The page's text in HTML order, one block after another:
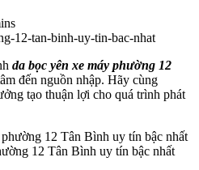
da bọc yên xe máy phường 12
đến nguồn nhập. Hãy cùng
tạo thuận lợi cho quá trình phát
12 Tân Bình uy tín bậc nhất